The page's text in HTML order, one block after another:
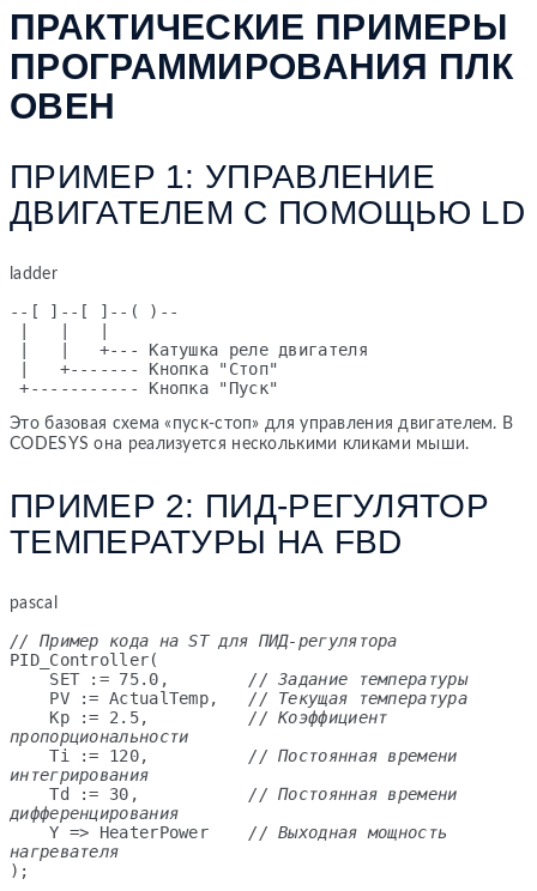
ПРАКТИЧЕСКИЕ ПРИМЕРЫ
ПРОГРАММИРОВАНИЯ ПЛК
ОВЕН
ПРИМЕР 1: УПРАВЛЕНИЕ
ДВИГАТЕЛЕМ С ПОМОЩЬЮ LD
ladder
--[ ]--[ ]--( )--
+----------- Кнопка "Пуск"
Это базовая схема «пуск-стоп» для управления двигателем. В
CODESYS она реализуется несколькими кликами мыши.
ПРИМЕР 2: ПИД-РЕГУЛЯТОР
ТЕМПЕРАТУРЫ НА FBD
pascal
// Пример кода на ST для ПИД-регулятора
PID_Controller(
    SET := 75.0,
// Задание температуры
    PV := ActualTemp,
// Текущая температура
    Kp := 2.5,
// Коэффициент
пропорциональности
    Ti := 120,
// Постоянная времени
интегрирования
    Td := 30,
// Постоянная времени
дифференцирования
    Y => HeaterPower
// Выходная мощность
нагревателя
);